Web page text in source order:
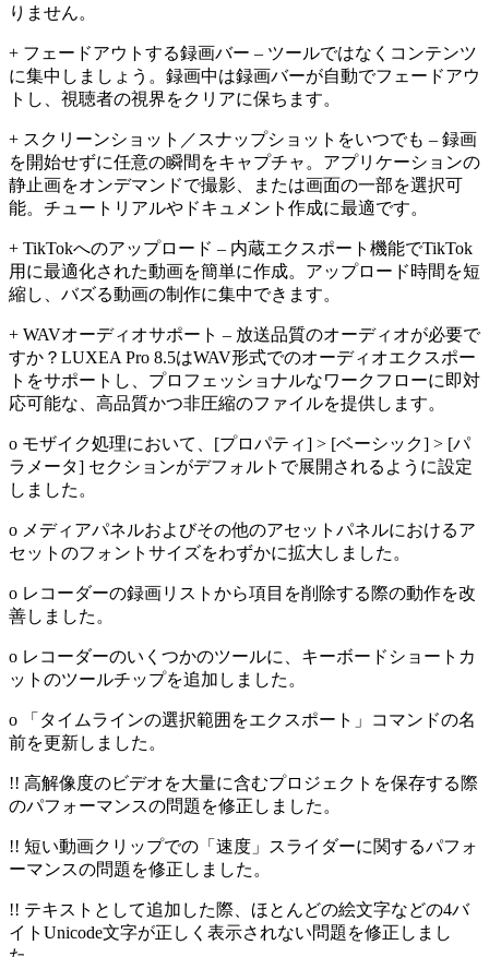
りません。
+ フェードアウトする録画バー – ツールではなくコンテンツ
に集中しましょう。録画中は録画バーが自動でフェードアウ
トし、視聴者の視界をクリアに保ちます。
+ スクリーンショット／スナップショットをいつでも – 録画
を開始せずに任意の瞬間をキャプチャ。アプリケーションの
静止画をオンデマンドで撮影、または画面の一部を選択可
能。チュートリアルやドキュメント作成に最適です。
+ TikTokへのアップロード – 内蔵エクスポート機能でTikTok
用に最適化された動画を簡単に作成。アップロード時間を短
縮し、バズる動画の制作に集中できます。
+ WAVオーディオサポート – 放送品質のオーディオが必要で
すか？LUXEA Pro 8.5はWAV形式でのオーディオエクスポー
トをサポートし、プロフェッショナルなワークフローに即対
応可能な、高品質かつ非圧縮のファイルを提供します。
o モザイク処理において、[プロパティ] > [ベーシック] > [パ
ラメータ] セクションがデフォルトで展開されるように設定
しました。
o メディアパネルおよびその他のアセットパネルにおけるア
セットのフォントサイズをわずかに拡大しました。
o レコーダーの録画リストから項目を削除する際の動作を改
善しました。
o レコーダーのいくつかのツールに、キーボードショートカ
ットのツールチップを追加しました。
o 「タイムラインの選択範囲をエクスポート」コマンドの名
前を更新しました。
!! 高解像度のビデオを大量に含むプロジェクトを保存する際
のパフォーマンスの問題を修正しました。
!! 短い動画クリップでの「速度」スライダーに関するパフォ
ーマンスの問題を修正しました。
!! テキストとして追加した際、ほとんどの絵文字などの4バ
イトUnicode文字が正しく表示されない問題を修正しまし